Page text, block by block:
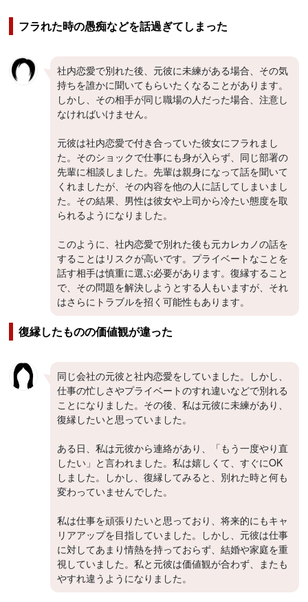
フラれた時の愚痴などを話過ぎてしまった
社内恋愛で別れた後、元彼に未練がある場合、その気
持ちを誰かに聞いてもらいたくなることがあります。
しかし、その相手が同じ職場の人だった場合、注意し
なければいけません。
元彼は社内恋愛で付き合っていた彼女にフラれまし
た。そのショックで仕事にも身が入らず、同じ部署の
先輩に相談しました。先輩は親身になって話を聞いて
くれましたが、その内容を他の人に話してしまいまし
た。その結果、男性は彼女や上司から冷たい態度を取
られるようになりました。
このように、社内恋愛で別れた後も元カレカノの話を
することはリスクが高いです。プライベートなことを
話す相手は慎重に選ぶ必要があります。復縁すること
で、その問題を解決しようとする人もいますが、それ
はさらにトラブルを招く可能性もあります。
復縁したものの価値観が違った
同じ会社の元彼と社内恋愛をしていました。しかし、
仕事の忙しさやプライベートのすれ違いなどで別れる
ことになりました。その後、私は元彼に未練があり、
復縁したいと思っていました。
ある日、私は元彼から連絡があり、「もう一度やり直
したい」と言われました。私は嬉しくて、すぐにOK
しました。しかし、復縁してみると、別れた時と何も
変わっていませんでした。
私は仕事を頑張りたいと思っており、将来的にもキャ
リアアップを目指していました。しかし、元彼は仕事
に対してあまり情熱を持っておらず、結婚や家庭を重
視していました。私と元彼は価値観が合わず、またも
やすれ違うようになりました。